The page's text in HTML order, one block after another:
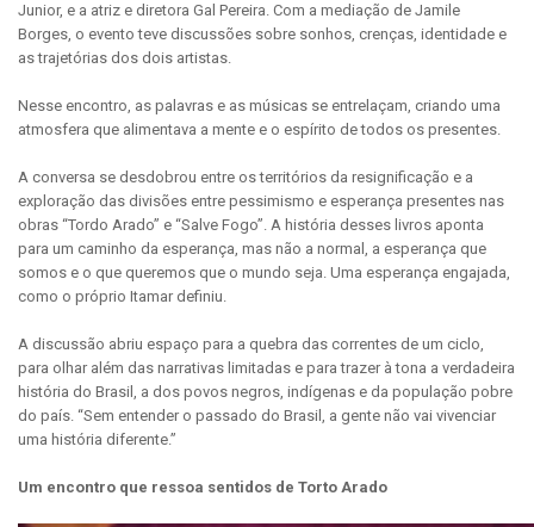
Junior, e a atriz e diretora Gal Pereira. Com a mediação de Jamile
Borges, o evento teve discussões sobre sonhos, crenças, identidade e
as trajetórias dos dois artistas.
Nesse encontro, as palavras e as músicas se entrelaçam, criando uma
atmosfera que alimentava a mente e o espírito de todos os presentes.
A conversa se desdobrou entre os territórios da resignificação e a
exploração das divisões entre pessimismo e esperança presentes nas
obras “Tordo Arado” e “Salve Fogo”. A história desses livros aponta
para um caminho da esperança, mas não a normal, a esperança que
somos e o que queremos que o mundo seja. Uma esperança engajada,
como o próprio Itamar definiu.
A discussão abriu espaço para a quebra das correntes de um ciclo,
para olhar além das narrativas limitadas e para trazer à tona a verdadeira
história do Brasil, a dos povos negros, indígenas e da população pobre
do país. “Sem entender o passado do Brasil, a gente não vai vivenciar
uma história diferente.”
Um encontro que ressoa sentidos de Torto Arado